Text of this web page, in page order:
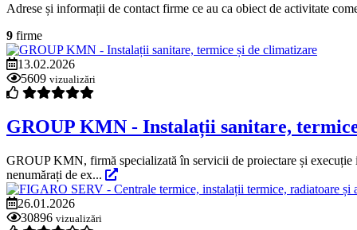
Adrese și informații de contact firme ce au ca obiect de activitate
9 firme
13.02.2026
5609 vizualizări
GROUP KMN - Instalații sanitare,
GROUP KMN, firmă specializată în servicii de proiectare și
nenumărați de ex...
26.01.2026
30896 vizualizări